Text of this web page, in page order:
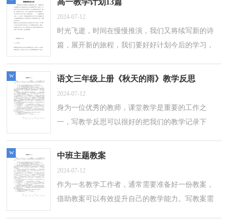
2024-07-12
时光飞逝，时间在慢慢推演，我们又将续写新的诗
篇，展开新的旅程，我们要好好计划今后的学习，
以下是小编整理的高一教学计划，欢迎大家分享...
语文三年级上册《秋天的雨》教学反思
2024-07-12
身为一位优秀的教师，课堂教学是重要的工作之
一，写教学反思可以很好的把我们的教学记录下
编收集整理的语文三年级上册《秋天的雨》教...
w
中班主题教案
2024-07-12
作为一名教学工作者，通常需要准备好一份教案，
借助教案可以有效提升自己的教学能力。写教案需
w